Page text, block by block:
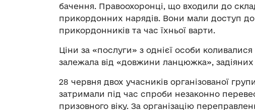
бачення. Правоохоронці, що входили до
прикордонних нарядів. Вони мали доступ
прикордонників та час їхньої варти.
Ціни за «послуги» з однієї особи
залежала від «довжини ланцюжка»,
28 червня двох учасників організованої
затримали під час спроби незаконно
призовного віку. За організацію